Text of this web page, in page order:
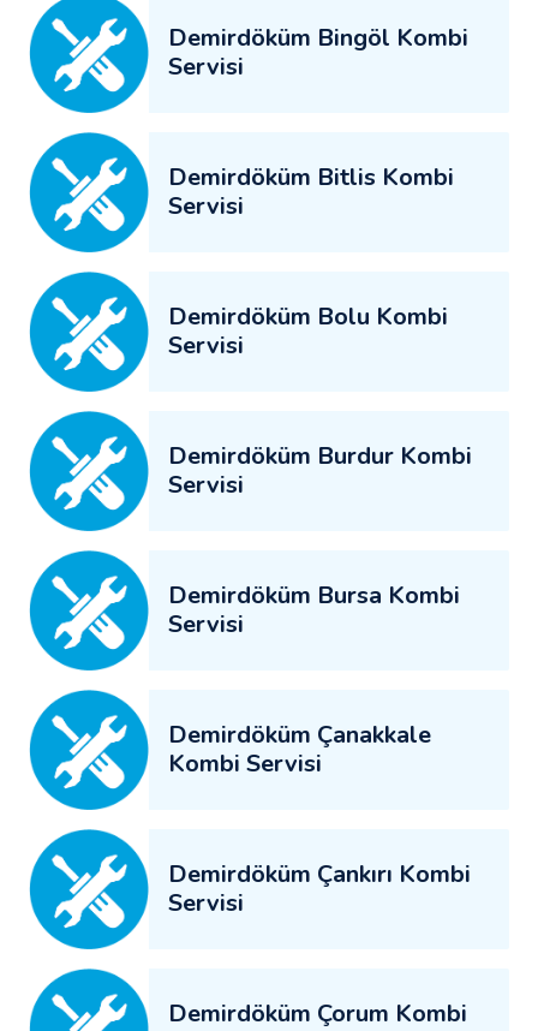
Demirdöküm Bingöl Kombi
Servisi
Demirdöküm Bitlis Kombi
Servisi
Demirdöküm Bolu Kombi
Servisi
Demirdöküm Burdur Kombi
Servisi
Demirdöküm Bursa Kombi
Servisi
Demirdöküm Çanakkale
Kombi Servisi
Demirdöküm Çankırı Kombi
Servisi
Demirdöküm Çorum Kombi